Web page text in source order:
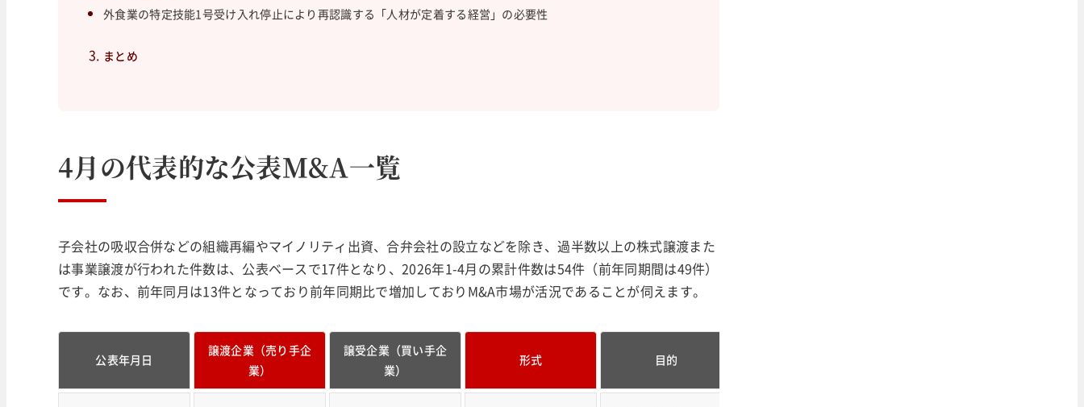
外食業の特定技能1号受け入れ停止により再認識する「人材が定着する経営」の必要性
まとめ
4月の代表的な公表M&A一覧
子会社の吸収合併などの組織再編やマイノリティ出資、合弁会社の設立などを除き、過半数以上の株式譲渡また
は事業譲渡が行われた件数は、公表ベースで17件となり、2026年1-4月の累計件数は54件（前年同期間は49件）
です。なお、前年同月は13件となっており前年同期比で増加しておりM&A市場が活況であることが伺えます。
公表年月日
譲渡企業（売り手企
業）
譲受企業（買い手企
業）
形式 目的